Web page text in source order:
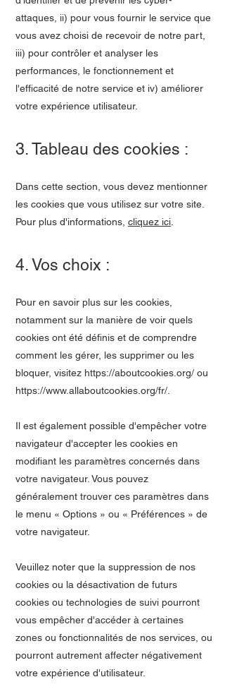
attaques, ii) pour vous fournir le service que
vous avez choisi de recevoir de notre part,
iii) pour contrôler et analyser les
performances, le fonctionnement et
l'efficacité de notre service et iv) améliorer
votre expérience utilisateur.
3. Tableau des cookies :
Dans cette section, vous devez mentionner
les cookies que vous utilisez sur votre site.
Pour plus d'informations, cliquez ici
4. Vos choix :
Pour en savoir plus sur les cookies,
notamment sur la manière de voir quels
cookies ont été définis et de comprendre
comment les gérer, les supprimer ou les
bloquer, visitez https://aboutcookies.org/ ou
https://www.allaboutcookies.org/fr/.
Il est également possible d'empêcher votre
navigateur d'accepter les cookies en
modifiant les paramètres concernés dans
votre navigateur. Vous pouvez
généralement trouver ces paramètres dans
le menu « Options » ou « Préférences » de
votre navigateur.
Veuillez noter que la suppression de nos
cookies ou la désactivation de futurs
cookies ou technologies de suivi pourront
vous empêcher d'accéder à certaines
zones ou fonctionnalités de nos services, ou
pourront autrement affecter négativement
votre expérience d'utilisateur.